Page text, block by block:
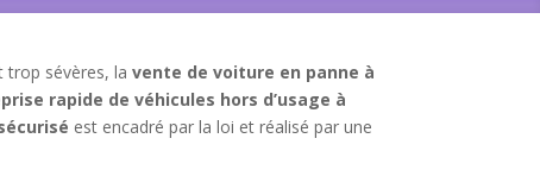
trop sévères, lavente de voiture en panne à
rapide de véhicules hors d’usage à
est encadré par la loi et réalisé par une